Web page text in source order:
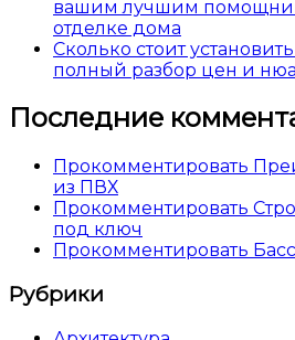
вашим лучшим
отделке дома
Сколько стоит
полный разбор цен и
Последние
Прокомментировать
из ПВХ
Прокомментировать
под ключ
Прокомментировать
Рубрики